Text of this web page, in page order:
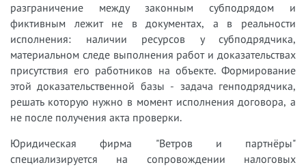
разграничение между законным субподрядом и
фиктивным лежит не в документах, а в реальности
исполнения: наличии ресурсов у субподрядчика,
материальном следе выполнения работ и доказательствах
присутствия его работников на объекте. Формирование
этой доказательственной базы - задача генподрядчика,
решать которую нужно в момент исполнения договора, а
не после получения акта проверки.
Юридическая фирма "Ветров и партнёры"
специализируется на сопровождении налоговых